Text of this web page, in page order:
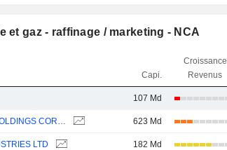
et gaz - raffinage / marketing - NCA
Capi.
Croissance
Revenus
107 Md
EXXONMOBIL HOLDINGS CORPORATION 623 Md
LTD 182 Md